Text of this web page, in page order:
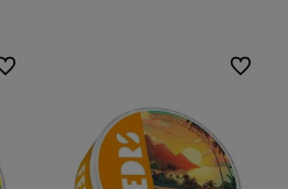
ulubionych Do